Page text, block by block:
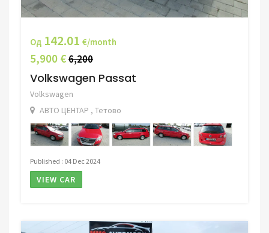
Од 142.01 €/month
5,900 €6,200
Volkswagen Passat
Volkswagen
АВТО ЦЕНТАР , Тетово
Published : 04 Dec 2024
VIEW CAR